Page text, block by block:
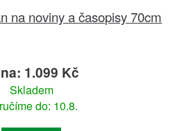
na noviny a časopisy 70cm
1.099 Kč
Skladem
do: 10.8.